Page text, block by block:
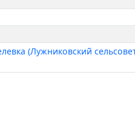
(Лужниковский